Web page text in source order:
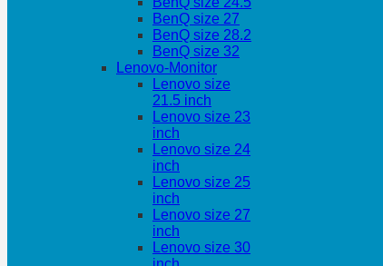
BenQ size 27
BenQ size 28.2
BenQ size 32
Lenovo-Monitor
Lenovo size
21.5 inch
Lenovo size 23
inch
Lenovo size 24
inch
Lenovo size 25
inch
Lenovo size 27
inch
Lenovo size 30